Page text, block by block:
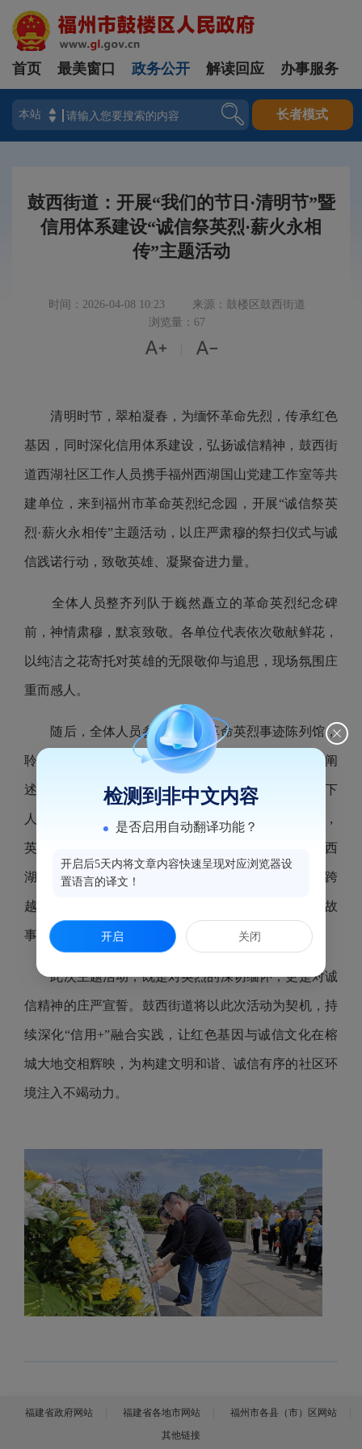
登录
首页 最美窗口 政务公开 解读回应 办事服务
长者模式
鼓西街道：开展“我们的节日·清明节”暨
信用体系建设“诚信祭英烈·薪火永相
传”主题活动
时间：2026-04-08 10:23
来源：鼓楼区鼓西街道
浏览量：67
 
清明时节，翠柏凝春，为缅怀革命先烈，传承红色
基因，同时深化信用体系建设，弘扬诚信精神，鼓西街
道西湖社区工作人员携手福州西湖国山党建工作室等共
建单位，来到福州市革命英烈纪念园，开展“诚信祭英
烈·薪火永相传”主题活动，以庄严肃穆的祭扫仪式与诚
信践诺行动，致敬英雄、凝聚奋进力量。
全体人员整齐列队于巍然矗立的革命英烈纪念碑
前，神情肃穆，默哀致敬。各单位代表依次敬献鲜花，
以纯洁之花寄托对英雄的无限敬仰与追思，现场氛围庄
重而感人。
随后，全体人员参观福州市革命英烈事迹陈列馆，
聆听“八闽丰碑”红色故事。讲解员结合英烈事迹，阐
述“诚信”在革命年代的深刻内涵——从林觉民“为天下
人谋永福”的赤诚，到吴石将军隐蔽战线的忠诚坚守，
英烈们用生命诠释了“信义”与“担当”。参观结束后，西
湖国山党建工作室代表感慨道：“先烈们的诚信精神跨
越时空，我们更应将这份精神传承下去，讲好中国故
事，维护民族信誉。”
此次主题活动，既是对英烈的深切缅怀，更是对诚
信精神的庄严宣誓。鼓西街道将以此次活动为契机，持
续深化“信用+”融合实践，让红色基因与诚信文化在榕
城大地交相辉映，为构建文明和谐、诚信有序的社区环
境注入不竭动力。
福建省政府网站 福建省各地市网站
福州市各县（市）区网站
其他链接
检测到非中文内容
是否启用自动翻译功能？
开启后5天内将文章内容快速呈现对应浏览器设
置语言的译文！
开启 关闭